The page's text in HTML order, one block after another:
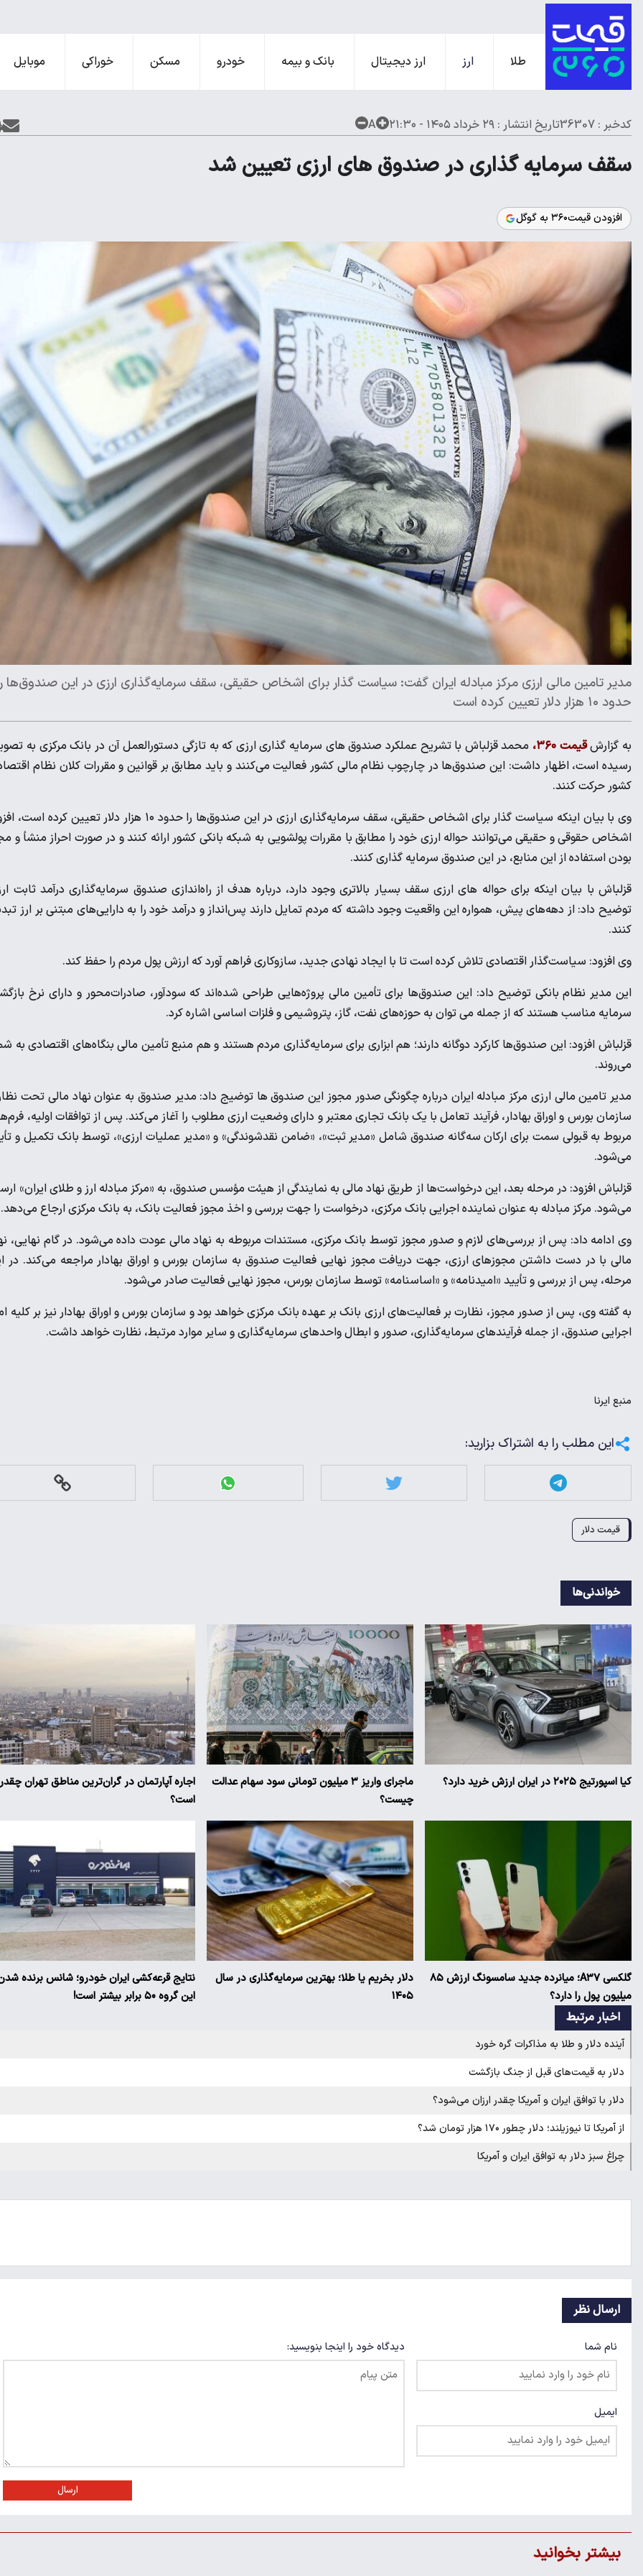
طلا ارز ارز دیجیتال بانک و بیمه خودرو مسکن خوراکی موبایل
کدخبر : 36307 تاریخ انتشار : ۲۹ خرداد ۱۴۰۵ - ۲۱:۳۰ A
سقف سرمایه گذاری در صندوق های ارزی تعیین شد
افزودن قیمت۳۶۰ به گوگل
مدیر تامین مالی ارزی مرکز مبادله ایران گفت: سیاست گذار برای اشخاص حقیقی، سقف سرمایه‌گذاری ارزی در این صندوق‌ها
حدود ۱۰ هزار دلار تعیین کرده است
به گزارشقیمت ۳۶۰،
محمد قزلباش با تشریح عملکرد صندوق های سرمایه گذاری ارزی که به تازگی دستورالعمل آن در بانک مرکزی به
رسیده است، اظهار داشت: این صندوق‌ها در چارچوب نظام مالی کشور فعالیت می‌کنند و باید مطابق بر قوانین و مقررات کلان نظام
کشور حرکت کنند.
وی با بیان اینکه سیاست گذار برای اشخاص حقیقی، سقف سرمایه‌گذاری ارزی در این صندوق‌ها را حدود ۱۰ هزار دلار تعیین کرده
اشخاص حقوقی و حقیقی می‌توانند حواله ارزی خود را مطابق با مقررات پولشویی به شبکه بانکی کشور ارائه کنند و در صورت احراز منشأ و
بودن استفاده از این منابع، در این صندوق سرمایه گذاری کنند.
قزلباش با بیان اینکه برای حواله های ارزی سقف بسیار بالاتری وجود دارد، درباره هدف از راه‌اندازی صندوق سرمایه‌گذاری درآمد ثابت
توضیح داد: از دهه‌های پیش، همواره این واقعیت وجود داشته که مردم تمایل دارند پس‌انداز و درآمد خود را به دارایی‌های مبتنی بر ارز
کنند.
وی افزود: سیاست‌گذار اقتصادی تلاش کرده است تا با ایجاد نهادی جدید، سازوکاری فراهم آورد که ارزش پول مردم را حفظ کند.
این مدیر نظام بانکی توضیح داد: این صندوق‌ها برای تأمین مالی پروژه‌هایی طراحی شده‌اند که سودآور، صادرات‌محور و دارای نرخ
سرمایه مناسب هستند که از جمله می توان به حوزه‌های نفت، گاز، پتروشیمی و فلزات اساسی اشاره کرد.
قزلباش افزود: این صندوق‌ها کارکرد دوگانه دارند؛ هم ابزاری برای سرمایه‌گذاری مردم هستند و هم منبع تأمین مالی بنگاه‌های اقتصادی به
می‌روند.
مدیر تامین مالی ارزی مرکز مبادله ایران درباره چگونگی صدور مجوز این صندوق ها توضیج داد: مدیر صندوق به عنوان نهاد مالی تحت
سازمان بورس و اوراق بهادار، فرآیند تعامل با یک بانک تجاری معتبر و دارای وضعیت ارزی مطلوب را آغاز می‌کند. پس از توافقات اولیه،
مربوط به قبولی سمت برای ارکان سه‌گانه صندوق شامل «مدیر ثبت»، «ضامن نقدشوندگی» و «مدیر عملیات ارزی»، توسط بانک تکمیل و
می‌شود.
قزلباش افزود: در مرحله بعد، این درخواست‌ها از طریق نهاد مالی به نمایندگی از هیئت مؤسس صندوق، به «مرکز مبادله ارز و طلای ایران»
می‌شود. مرکز مبادله به عنوان نماینده اجرایی بانک مرکزی، درخواست را جهت بررسی و اخذ مجوز فعالیت بانک، به بانک مرکزی ارجاع می‌دهد.
وی ادامه داد: پس از بررسی‌های لازم و صدور مجوز توسط بانک مرکزی، مستندات مربوطه به نهاد مالی عودت داده می‌شود. در گام نهایی،
مالی با در دست داشتن مجوزهای ارزی، جهت دریافت مجوز نهایی فعالیت صندوق به سازمان بورس و اوراق بهادار مراجعه می‌کند. در
مرحله، پس از بررسی و تأیید «امیدنامه» و «اساسنامه» توسط سازمان بورس، مجوز نهایی فعالیت صادر می‌شود.
به گفته وی، پس از صدور مجوز، نظارت بر فعالیت‌های ارزی بانک بر عهده بانک مرکزی خواهد بود و سازمان بورس و اوراق بهادار نیز بر کلیه
اجرایی صندوق، از جمله فرآیندهای سرمایه‌گذاری، صدور و ابطال واحدهای سرمایه‌گذاری و سایر موارد مرتبط، نظارت خواهد داشت.
منبع ایرنا
این مطلب را به اشتراک بزارید:
قیمت دلار
خواندنی‌ها
کیا اسپورتیج ۲۰۲۵ در ایران ارزش خرید دارد؟
ماجرای واریز ۳ میلیون تومانی سود سهام عدالت
چیست؟
اجاره آپارتمان در گران‌ترین مناطق تهران چقدر
است؟
گلکسی A۳۷؛ میانرده جدید سامسونگ ارزش ۸۵
میلیون پول را دارد؟
دلار بخریم یا طلا؛ بهترین سرمایه‌گذاری در سال
۱۴۰۵
نتایج قرعه‌کشی ایران خودرو؛ شانس برنده
این گروه ۵۰ برابر بیشتر است!
اخبار مرتبط
آینده دلار و طلا به مذاکرات گره خورد
دلار به قیمت‌های قبل از جنگ بازگشت
دلار با توافق ایران و آمریکا چقدر ارزان می‌شود؟
از آمریکا تا نیوزیلند؛ دلار چطور ۱۷۰ هزار تومان شد؟
چراغ سبز دلار به توافق ایران و آمریکا
ارسال نظر
نام شما
ایمیل
دیدگاه خود را اینجا بنویسید:
ارسال
بیشتر بخوانید